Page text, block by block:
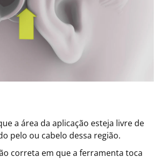
a área da aplicação esteja livre de
pelo ou cabelo dessa região.
correta em que a ferramenta toca